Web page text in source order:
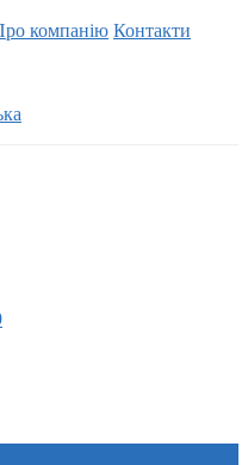
компанію Контакти